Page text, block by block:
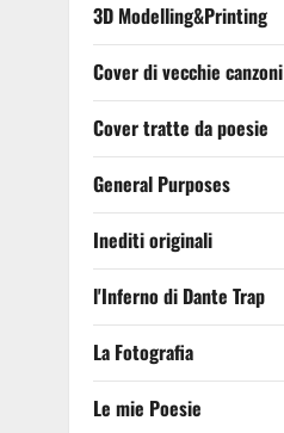
3D Modelling&Printing
Cover di vecchie canzoni
Cover tratte da poesie
General Purposes
Inediti originali
l'Inferno di Dante Trap
La Fotografia
Le mie Poesie